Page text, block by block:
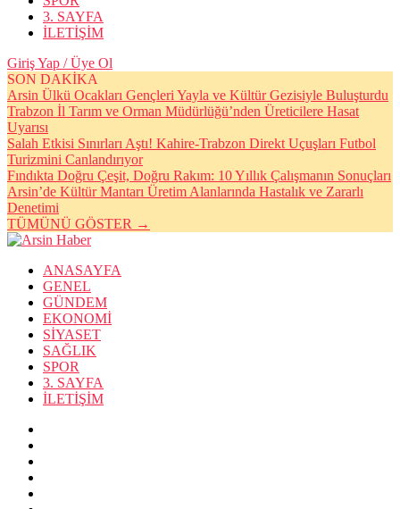
3. SAYFA
İLETİŞİM
Giriş Yap / Üye Ol
SON DAKİKA
Arsin Ülkü Ocakları Gençleri Yayla ve Kültür Gezisiyle Buluşturdu
Trabzon İl Tarım ve Orman Müdürlüğü’nden Üreticilere Hasat
Uyarısı
Salah Etkisi Sınırları Aştı! Kahire-Trabzon Direkt Uçuşları Futbol
Turizmini Canlandırıyor
Fındıkta Doğru Çeşit, Doğru Rakım: 10 Yıllık Çalışmanın Sonuçları
Arsin’de Kültür Mantarı Üretim Alanlarında Hastalık ve Zararlı
Denetimi
TÜMÜNÜ GÖSTER →
ANASAYFA
GENEL
GÜNDEM
EKONOMİ
SİYASET
SAĞLIK
SPOR
3. SAYFA
İLETİŞİM